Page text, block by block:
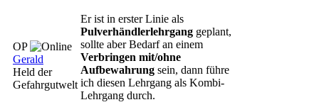
OP
Gerald
Held der
Gefahrgutwelt
Er ist in erster Linie als
Pulverhändlerlehrgang geplant,
sollte aber Bedarf an einem
Verbringen mit/ohne
Aufbewahrung sein, dann führe
ich diesen Lehrgang als Kombi-
Lehrgang durch.